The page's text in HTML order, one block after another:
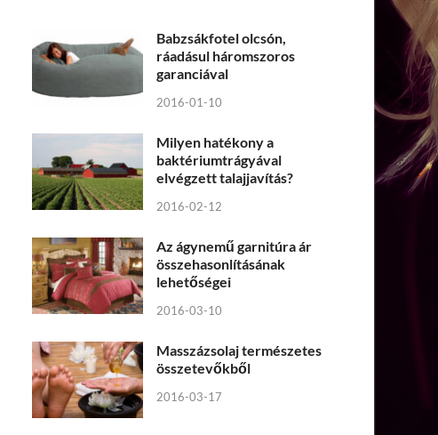
Babzsákfotel olcsón,
ráadásul háromszoros
garanciával
2016-01-10
Milyen hatékony a
baktériumtrágyával
elvégzett talajjavítás?
2016-02-12
Az ágynemű garnitúra ár
összehasonlításának
lehetőségei
2016-03-10
Masszázsolaj természetes
összetevőkből
2016-03-17